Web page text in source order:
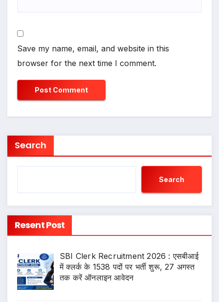
Save my name, email, and website in this
browser for the next time I comment.
Search
Search
Resent Post
SBI Clerk Recruitment 2026 : एसबीआई
में क्लर्क के 1538 पदों पर भर्ती शुरू, 27 अगस्त
तक करें ऑनलाइन आवेदन